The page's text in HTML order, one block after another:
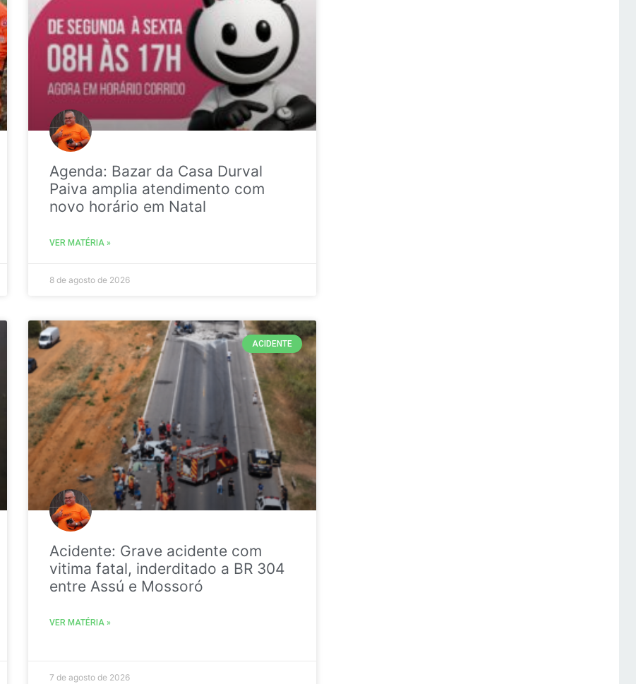
Agenda: Bazar da Casa Durval
Paiva amplia atendimento com
novo horário em Natal
VER MATÉRIA »
8 de agosto de 2026
ACIDENTE
Acidente: Grave acidente com
vitima fatal, inderditado a BR 304
entre Assú e Mossoró
VER MATÉRIA »
7 de agosto de 2026